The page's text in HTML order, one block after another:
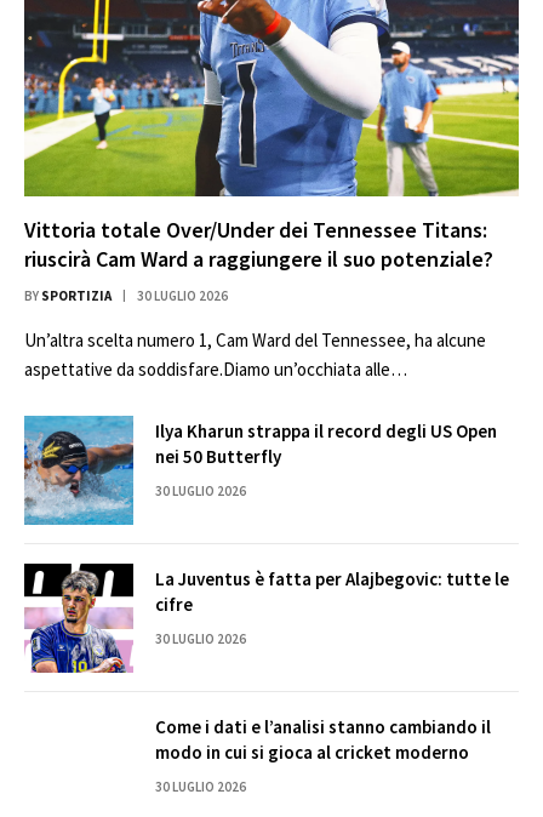
Vittoria totale Over/Under dei Tennessee Titans:
riuscirà Cam Ward a raggiungere il suo potenziale?
BY SPORTIZIA 30 LUGLIO 2026
Un’altra scelta numero 1, Cam Ward del Tennessee, ha alcune
aspettative da soddisfare.Diamo un’occhiata alle…
Ilya Kharun strappa il record degli US Open
nei 50 Butterfly
30 LUGLIO 2026
La Juventus è fatta per Alajbegovic: tutte le
cifre
30 LUGLIO 2026
Come i dati e l’analisi stanno cambiando il
modo in cui si gioca al cricket moderno
30 LUGLIO 2026